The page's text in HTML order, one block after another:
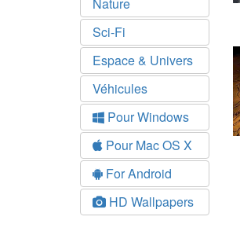
Sci-Fi
Espace & Univers
Véhicules
Pour Windows
Pour Mac OS X
For Android
HD Wallpapers